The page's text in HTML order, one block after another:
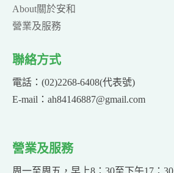
About關於安和
營業及服務
聯絡方式
電話：(02)2268-6408(代表號)
E-mail：ah84146887@gmail.com
營業及服務
周一至周五，早上8：30至下午17：30